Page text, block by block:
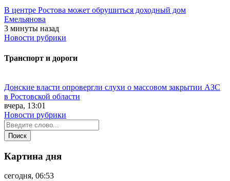
В центре Ростова может обрушиться доходный дом
Емельянова
3 минуты назад
Новости рубрики
Транспорт и дороги
Донские власти опровергли слухи о массовом закрытии АЗС
в Ростовской области
вчера, 13:01
Новости рубрики
Картина дня
сегодня, 06:53